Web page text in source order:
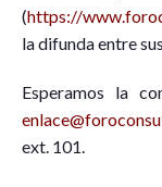
(https://
la difunda entre
Esperamos la
ext. 101.